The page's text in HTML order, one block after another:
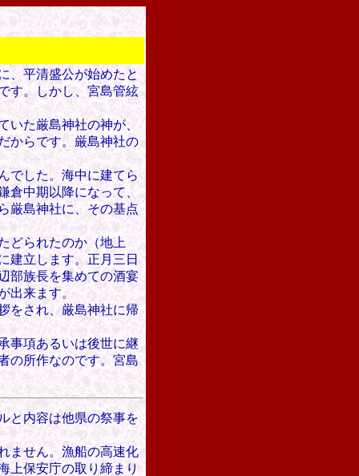
、平清盛公が始めたと
す。しかし、宮島管絃
た厳島神社の神が、
からです。厳島神社の
でした。海中に建てら
中期以降になって、
厳島神社に、その基点
どられたのか（地上
建立します。正月三日
部族長を集めての酒宴
出来ます。
をされ、厳島神社に帰
事項あるいは後世に継
の所作なのです。 宮島
と内容は他県の祭事を
ません。漁船の高速化
上保安庁の取り締まり